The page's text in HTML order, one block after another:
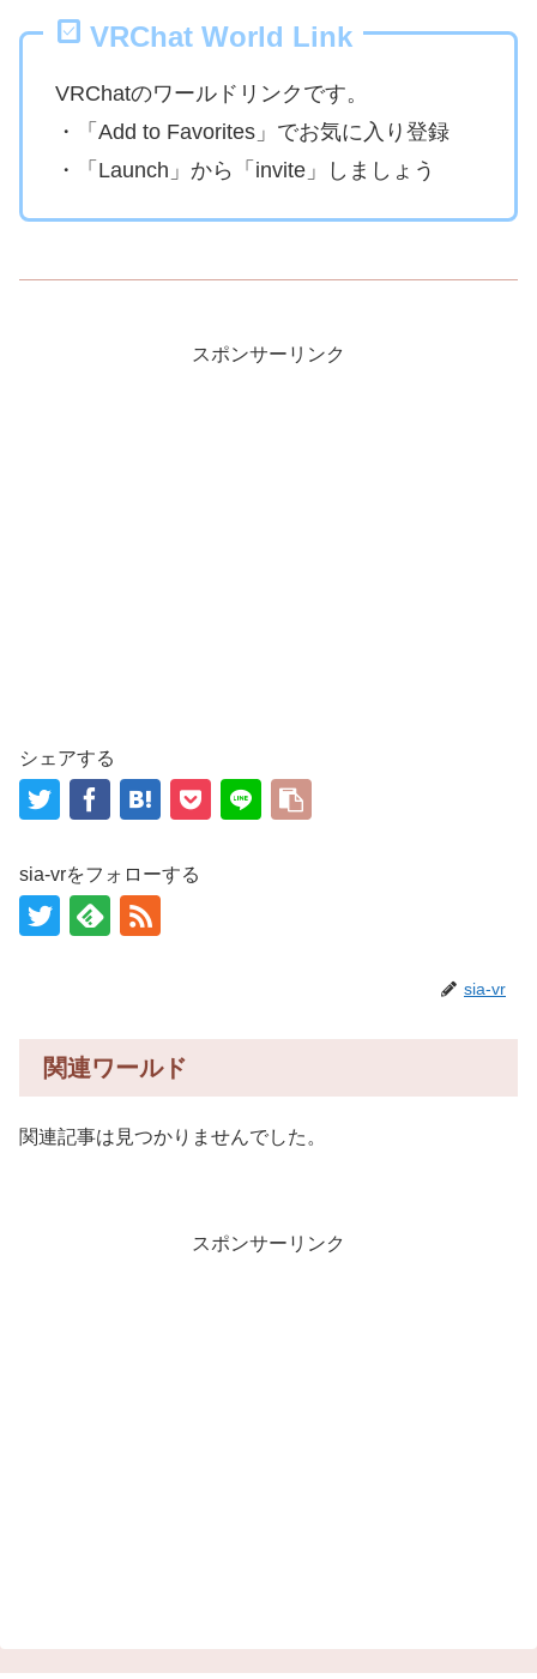
VRChat World Link
VRChatのワールドリンクです。
・「Add to Favorites」でお気に入り登録
・「Launch」から「invite」しましょう
スポンサーリンク
シェアする
sia-vrをフォローする
sia-vr
関連ワールド
関連記事は見つかりませんでした。
スポンサーリンク